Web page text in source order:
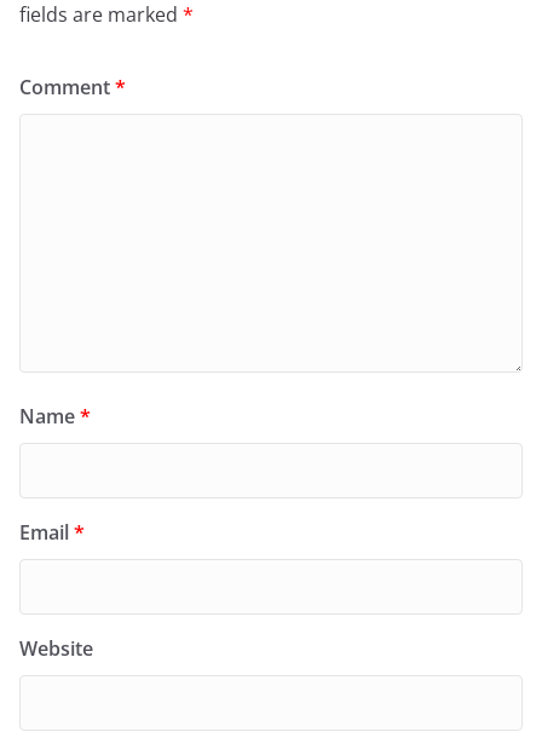
fields are marked *
Comment*
Name*
Email*
Website